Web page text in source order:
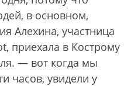
в основном,
Алехина, участница
приехала в Кострому
— вот когда мы
часов, увидели у